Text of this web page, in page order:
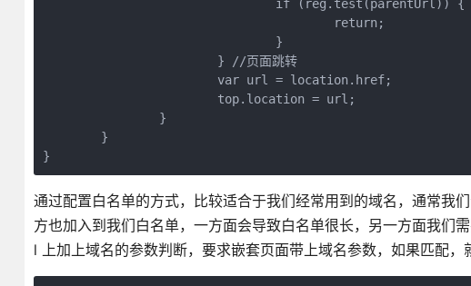
				if (reg.test(parentUrl)) {
					return;
				}
			} //页面跳转
			var url = location.href;
			top.location = url;
		}
	}
}
通过配置白名单的方式，比较适合于我们经常用到的域名，通常我
方也加入到我们白名单，一方面会导致白名单很长，另一方面我们
l 上加上域名的参数判断，要求嵌套页面带上域名参数，如果匹配，